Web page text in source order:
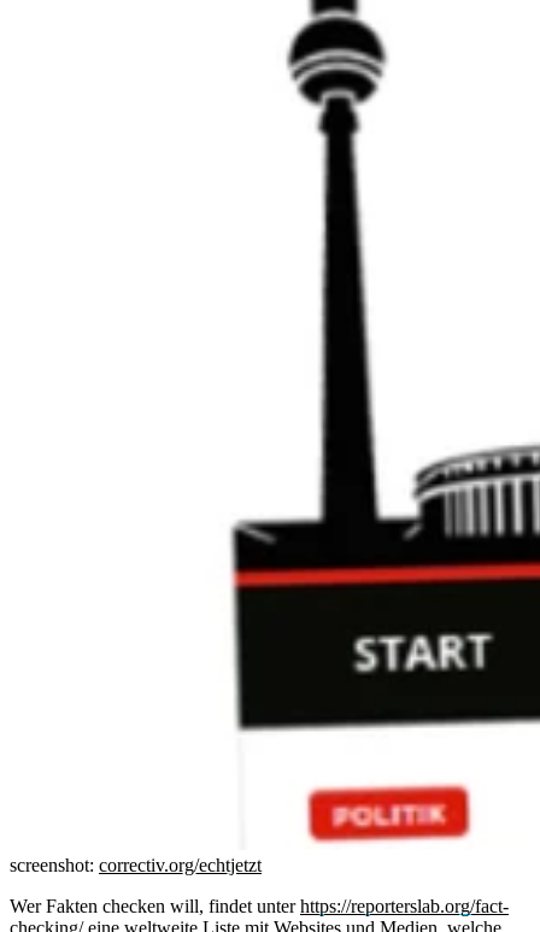
screenshot: correctiv.org/echtjetzt
Wer Fakten checken will, findet unterhttps://reporterslab.org/fact-
checking/eine weltweite Liste mit Websites und Medien, welche